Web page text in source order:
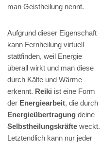
man Geistheilung nennt.
Aufgrund dieser Eigenschaft
kann Fernheilung virtuell
stattfinden, weil Energie
überall wirkt und man diese
durch Kälte und Wärme
erkennt. Reiki ist eine Form
der Energiearbeit, die durch
Energieübertragung deine
Selbstheilungskräfte weckt.
Letztendlich kann nur jeder